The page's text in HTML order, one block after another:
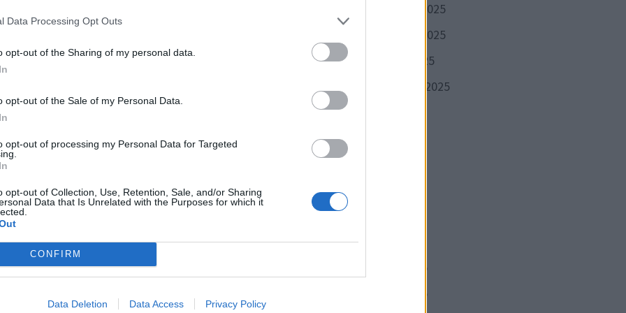
Data Processing Opt Outs
opt-out of the Sharing of my personal data.
opt-out of the Sale of my Personal Data.
opt-out of processing my Personal Data for Targeted
opt-out of Collection, Use, Retention, Sale, and/or Sharing
Data that Is Unrelated with the Purposes for which it
CONFIRM
Data Deletion Data Access Privacy Policy
le
PUBLICATION SUIVANTEPublication
exploser la toile
décembre 2025
novembre 2025
octobre 2025
septembre 2025
février 2025
janvier 2025